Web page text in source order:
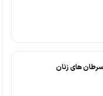
های زنان